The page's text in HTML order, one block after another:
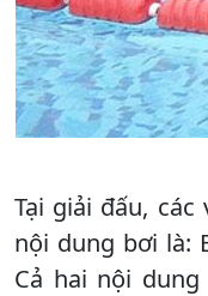
Tại giải đấu,
nội dung bơi là:
Cả hai nội